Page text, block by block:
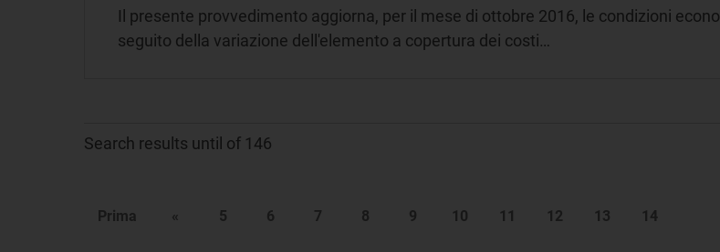
Il presente provvedimento aggiorna, per il mese di ottobre 2016, le condizioni
seguito della variazione dell'elemento a copertura dei costi…
Search results until of 146
Prima « 5 6 7 8 9 10 11 12 13 14